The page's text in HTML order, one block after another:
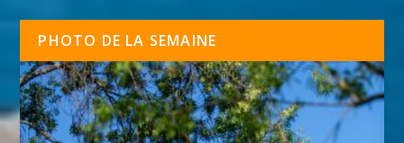
PHOTO DE LA SEMAINE